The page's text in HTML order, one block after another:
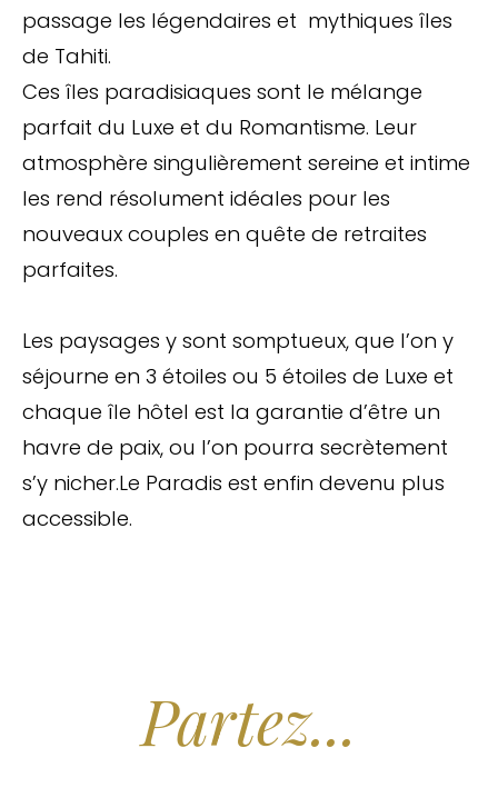
passage les légendaires et mythiques îles
de Tahiti.
Ces îles paradisiaques sont le mélange
parfait du Luxe et du Romantisme. Leur
atmosphère singulièrement sereine et intime
les rend résolument idéales pour les
nouveaux couples en quête de retraites
parfaites.
Les paysages y sont somptueux, que l’on y
séjourne en 3 étoiles ou 5 étoiles de Luxe et
chaque île hôtel est la garantie d’être un
havre de paix, ou l’on pourra secrètement
s’y nicher.Le Paradis est enfin devenu plus
accessible.
Partez...